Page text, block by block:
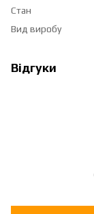
Стан
Вид виробу
Відгуки